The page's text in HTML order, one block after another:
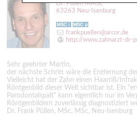
Dr. Püllen MMSc
63263 Neu-Isenburg
frankpuellen@arcor.de
http://www.zahnarzt-dr-
Sehr geehrter Martin,
der nächste Schritt wäre die Entfernung
Vielleicht hat der Zahn einen Haarriß/
Röntgenbild dieser Welt sichtbar ist. Ein
Parodontalspalt" kann eigentlich nur im
Röntgenbildern zuverlässig diagnostiziert
Dr. Frank Püllen, MSc, MSc, Neu-Isenburg